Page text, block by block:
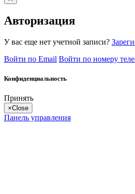
Авторизация
У вас еще нет учетной записи?
Войти по Email Войти по номеру
Конфиденциальность
Принять
×Close
Панель управления